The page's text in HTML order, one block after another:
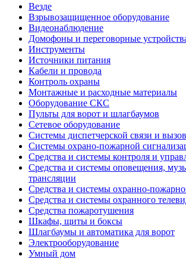
Везде
Взрывозащищенное оборудование
Видеонаблюдение
Домофоны и переговорные
Инструменты
Источники питания
Кабели и провода
Контроль охраны
Монтажные и расходные материалы
Оборудование СКС
Пульты для ворот и шлагбаумов
Сетевое оборудование
Системы диспетчерской связи и
Системы охрано-пожарной
Средства и системы контроля и
Средства и системы оповещения,
трансляции
Средства и системы охранно-
Средства и системы охранного
Средства пожаротушения
Шкафы, щиты и боксы
Шлагбаумы и автоматика для ворот
Электрооборудование
Умный дом